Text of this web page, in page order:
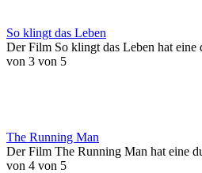
So klingt das Leben
Der Film So klingt das Leben hat
von 3 von 5
The Running Man
Der Film The Running Man hat eine
von 4 von 5